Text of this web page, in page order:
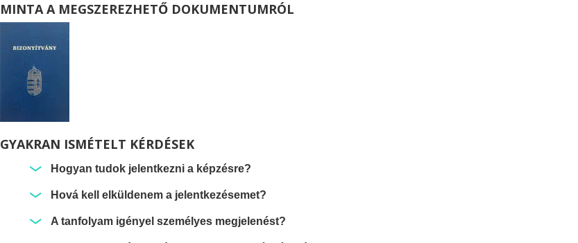
MINTA A MEGSZEREZHETŐ DOKUMENTUMRÓL
GYAKRAN ISMÉTELT KÉRDÉSEK
Hogyan tudok jelentkezni a képzésre?
Hová kell elküldenem a jelentkezésemet?
A tanfolyam igényel személyes megjelenést?